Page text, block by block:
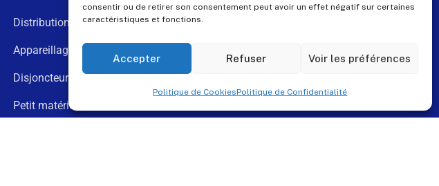
consentir ou de retirer son consentement peut avoir un effet négatif sur certaines
caractéristiques et fonctions.
Accepter Refuser Voir les préférences
Politique de CookiesPolitique de Confidentialité
Distribution
Appareillage
Disjoncteurs
Petit matériel
pes@pes-solutions.fr
8 Rue du Tonnelier,